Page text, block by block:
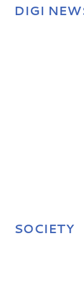
DIGI
SOCIETY